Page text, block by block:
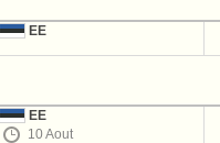
EE
EE
10 Aout